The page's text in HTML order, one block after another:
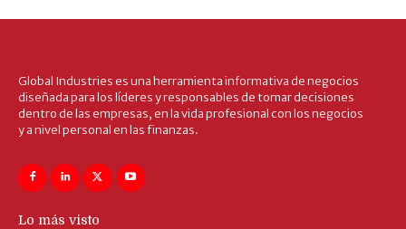
Global Industries es una herramienta informativa de negocios
diseñada para los líderes y responsables de tomar decisiones
dentro de las empresas, en la vida profesional con los negocios
y a nivel personal en las finanzas.
Lo más visto